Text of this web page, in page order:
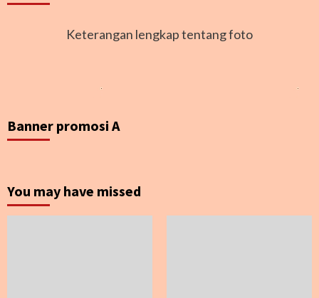
Keterangan lengkap tentang foto
Banner promosi A
You may have missed